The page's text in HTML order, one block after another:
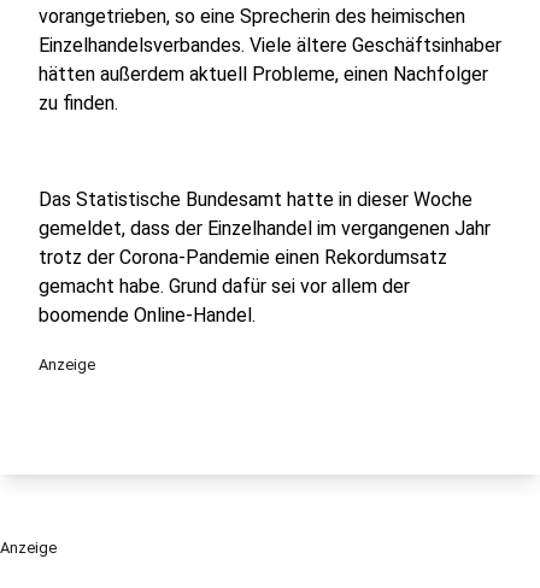
vorangetrieben, so eine Sprecherin des heimischen
Einzelhandelsverbandes. Viele ältere Geschäftsinhaber
hätten außerdem aktuell Probleme, einen Nachfolger
zu finden.
Das Statistische Bundesamt hatte in dieser Woche
gemeldet, dass der Einzelhandel im vergangenen Jahr
trotz der Corona-Pandemie einen Rekordumsatz
gemacht habe. Grund dafür sei vor allem der
boomende Online-Handel.
Anzeige
Anzeige